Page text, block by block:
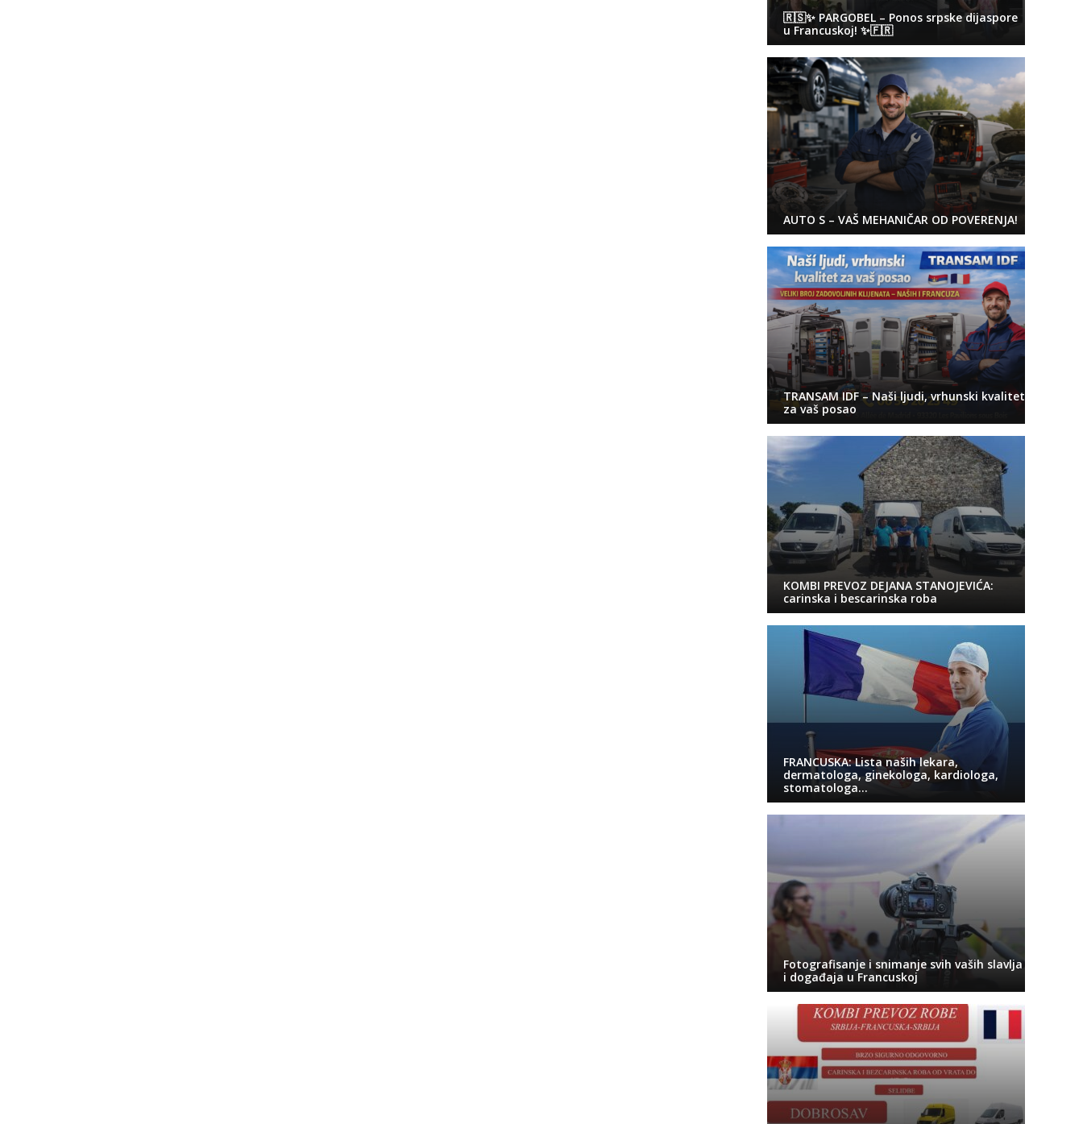
🇷🇸✨ PARGOBEL – Ponos srpske dijaspore
u Francuskoj! ✨🇫🇷
AUTO S – VAŠ MEHANIČAR OD POVERENJA!
TRANSAM IDF – Naši ljudi, vrhunski kvalitet
za vaš posao
KOMBI PREVOZ DEJANA STANOJEVIĆA:
carinska i bescarinska roba
FRANCUSKA: Lista naših lekara,
dermatologa, ginekologa, kardiologa,
stomatologa…
Fotografisanje i snimanje svih vaših slavlja
i događaja u Francuskoj